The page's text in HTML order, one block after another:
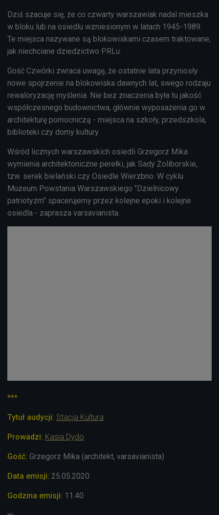
Dziś szacuje się, że co czwarty warszawiak nadal mieszka
w bloku lub na osiedlu wzniesionym w latach 1945-1989.
Te miejsca nazywane są blokowiskami czasem traktowane,
jak niechciane dziedzictwo PRLu.
Gość Czwórki zwraca uwagę, że ostatnie lata przyniosły
nowe spojrzenie na blokowiska dawnych lat, swego rodzaju
rewaloryzację myślenia. Nie bez znaczenia była tu jakość
współczesnego budownictwa, głównie wyposażenia go w
architekturę pomocniczą - miejsca na szkoły, przedszkola,
biblioteki czy domy kultury.
Wśród licznych warszawskich osiedli Grzegorz Mika
wymienia architektoniczne perełki, jak Sady Żoliborskie,
tzw. serek bielański czy Osiedle Wierzbno. W cyklu
Muzeum Powstania Warszawskiego "Dzielnicowy
patriotyzm" spacerujemy przez kolejne epoki i kolejne
osiedla - zaprasza varsavianista.
***
Tytuł audycji: Stacja Kultura
Prowadzi: Kasia Dydo
Gość: Grzegorz Mika (architekt, varsavianista)
Data emisji: 25.05.2020
Godzina emisji: 11.40